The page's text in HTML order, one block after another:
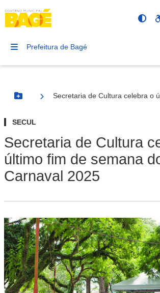
Prefeitura de Bagé
Botão Menu
Secretaria de Cultura celebra o
SECUL
Secretaria de Cultura
último fim de semana
Carnaval 2025